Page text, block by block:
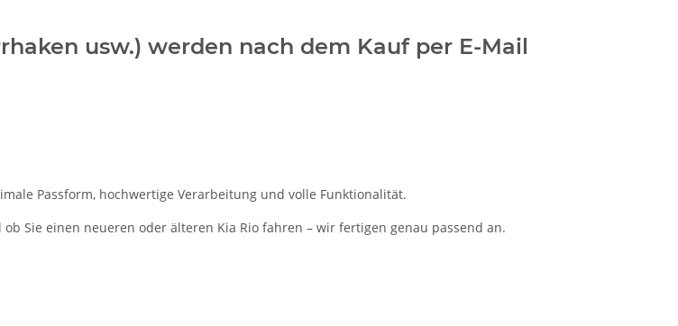
usw.) werden nach dem Kauf per E-Mail
Passform, hochwertige Verarbeitung und volle Funktionalität.
Sie einen neueren oder älteren Kia Rio fahren – wir fertigen genau passend an.